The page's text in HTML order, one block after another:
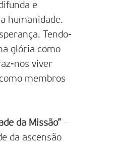
e
humanidade.
Tendo-
glória como
nos viver
membros
da Missão” –
da ascensão